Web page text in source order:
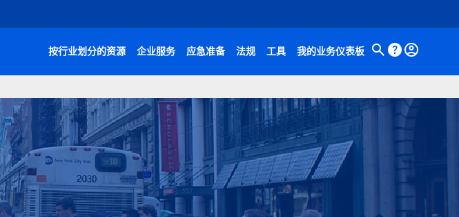
按行业划分的资源 企业服务 应急准备 法规 工具 我的业务仪表板